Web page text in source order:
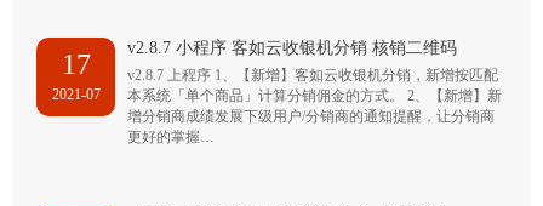
17
2021-07
v2.8.7 小程序 客如云收银机分销 核销二维码
v2.8.7 上程序 1、【新增】客如云收银机分销，新增按匹配
本系统「单个商品」计算分销佣金的方式。 2、【新增】新
增分销商成绩发展下级用户/分销商的通知提醒，让分销商
更好的掌握…